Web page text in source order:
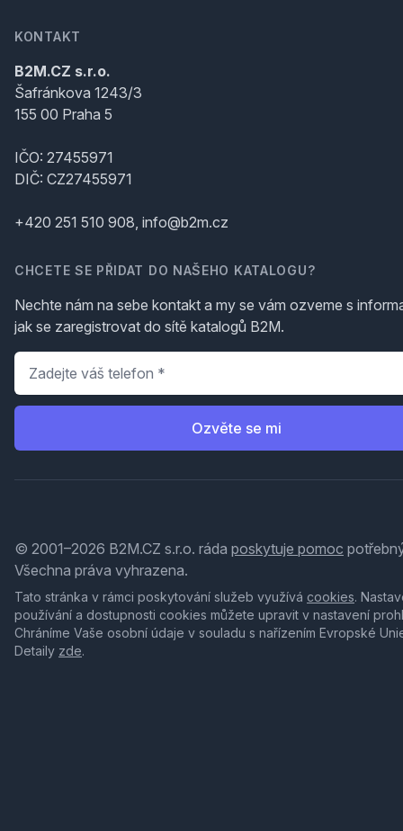
KONTAKT
B2M.CZ s.r.o.
Šafránkova 1243/3
155 00 Praha 5
IČO: 27455971
DIČ: CZ27455971
+420 251 510 908, info@b2m.cz
CHCETE SE PŘIDAT DO NAŠEHO KATALOGU?
Nechte nám na sebe kontakt a my se vám ozveme s
jak se zaregistrovat do sítě katalogů B2M.
Telefon
Ozvěte se mi
© 2001–2026 B2M.CZ s.r.o. ráda poskytuje pomoc
Všechna práva vyhrazena.
Tato stránka v rámci poskytování služeb využívá cookies.
používání a dostupnosti cookies můžete upravit v nastavení
Chráníme Vaše osobní údaje v souladu s nařízením Evropské
Detaily zde.